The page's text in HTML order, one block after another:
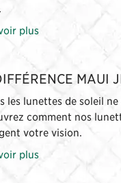
plus
MAUI
les lunettes de soleil ne
comment nos
votre vision.
plus